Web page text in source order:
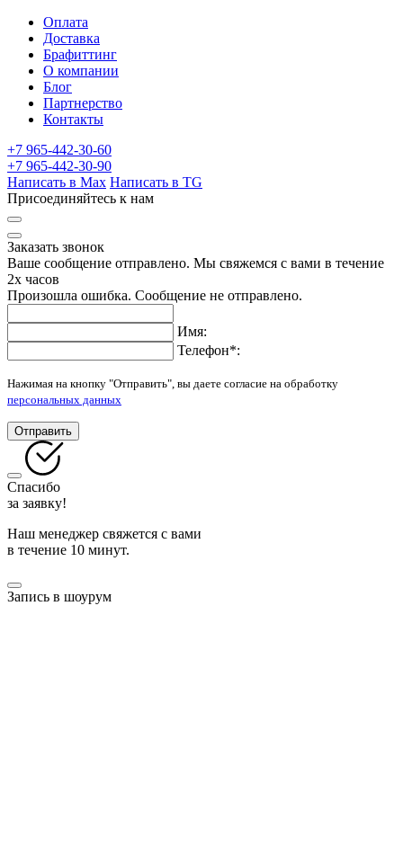
Оплата
Доставка
Брафиттинг
О компании
Блог
Партнерство
Контакты
+7 965-442-30-60
+7 965-442-30-90
Написать в Max Написать в TG
Присоединяйтесь к нам
Заказать звонок
Ваше сообщение отправлено. Мы свяжемся с вами в течение
2х часов
Произошла ошибка. Сообщение не отправлено.
Имя:
Телефон*:
Нажимая на кнопку "Отправить", вы даете согласие на обработку
персональных данных
Отправить
Спасибо
за заявку!
Наш менеджер свяжется с вами
в течение 10 минут.
Запись в шоурум